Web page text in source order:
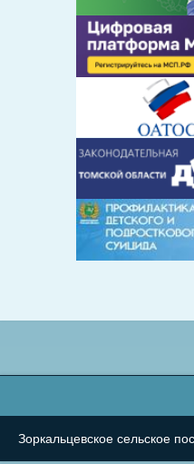
Зоркальцевское сельское